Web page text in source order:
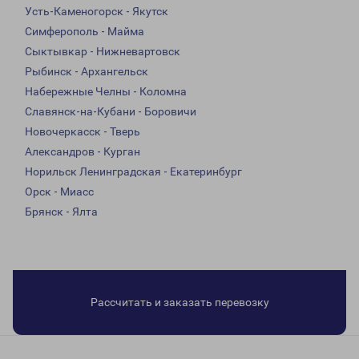
Усть-Каменогорск - Якутск
Симферополь - Майма
Сыктывкар - Нижневартовск
Рыбинск - Архангельск
Набережные Челны - Коломна
Славянск-на-Кубани - Боровичи
Новочеркасск - Тверь
Александров - Курган
Норильск Ленинградская - Екатеринбург
Орск - Миасс
Брянск - Ялта
Рассчитать и заказать перевозку